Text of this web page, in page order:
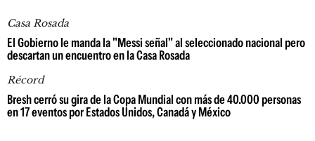
Casa Rosada
El Gobierno le manda la "Messi señal" al seleccionado nacional pero
descartan un encuentro en la Casa Rosada
Récord
Bresh cerró su gira de la Copa Mundial con más de 40.000 personas
en 17 eventos por Estados Unidos, Canadá y México